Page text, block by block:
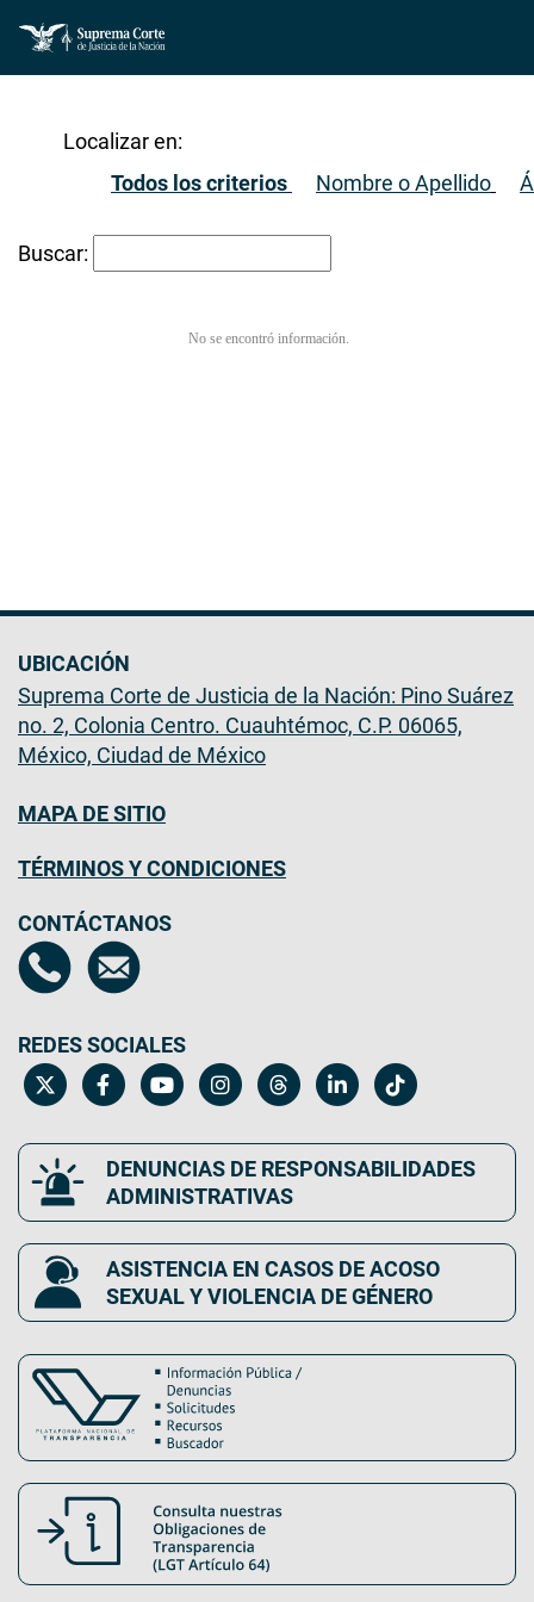
Localizar en:
Todos los criterios
Nombre o Apellido
Buscar:
No se encontró información.
UBICACIÓN
Suprema Corte de Justicia de la Nación: Pino Suárez
no. 2, Colonia Centro. Cuauhtémoc, C.P. 06065,
México, Ciudad de México
MAPA DE SITIO
TÉRMINOS Y CONDICIONES
CONTÁCTANOS
REDES SOCIALES
DENUNCIAS DE RESPONSABILIDADES
ADMINISTRATIVAS
ASISTENCIA EN CASOS DE ACOSO
SEXUAL Y VIOLENCIA DE GÉNERO